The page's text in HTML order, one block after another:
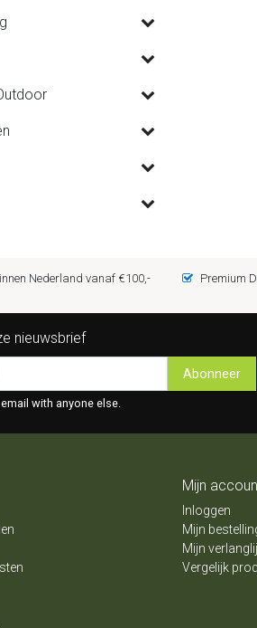
Nederland vanaf €100,- Premium
nieuwsbrief
Abonneer
with anyone else.
Mijn
Inloggen
Mijn
Mijn
Vergelijk